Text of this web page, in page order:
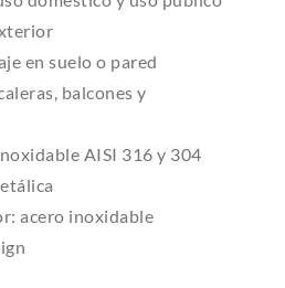
en suelo o pared
balcones y
AISI 316 y 304
acero inoxidable